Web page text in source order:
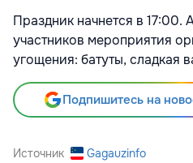
Праздник начнется в 17:00.
участников мероприятия
угощения: батуты, сладкая
Подпишитесь на
Источник Gagauzinfo